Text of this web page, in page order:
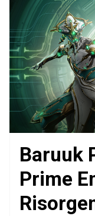
Baruuk
Prime